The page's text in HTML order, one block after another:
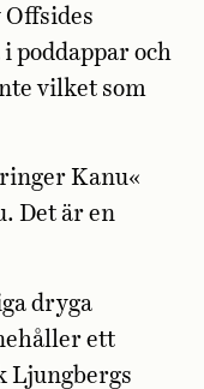
poddappar och
vilket som
Kanu«
Det är en
dryga
ett
Ljungbergs